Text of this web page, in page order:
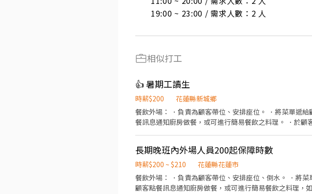
19:00 ~ 23:00 / 需求人數：2 人
相似打工
👍 暑期工讀生
時薪$200
花蓮縣新城鄉
餐飲外場： ．負責為顧客帶位、安排座位。 ．將菜單遞
餐訊息通知廚房做餐，或可進行簡易餐飲之料理。 ．於
務。
長期晚班內外場人員200起保障時數
時薪$200 ~ $210
花蓮縣花蓮市
餐飲外場： ．負責為顧客帶位、安排座位、倒水。 ．將
顧客點餐訊息通知廚房做餐，或可進行簡易餐飲之料理，